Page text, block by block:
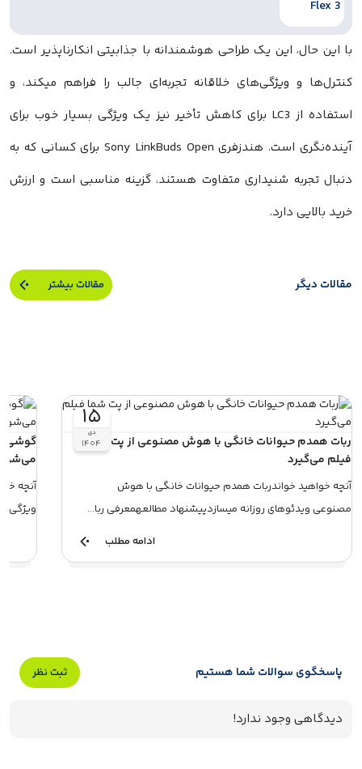
با این حال، این یک طراحی هوشمندانه با جذابیتی انکارناپذیر است.
کنترل‌ها و ویژگی‌های خلاقانه تجربه‌ای جالب را فراهم میکند، و
استفاده از LC3 برای کاهش تأخیر نیز یک ویژگی بسیار خوب برای
آینده‌نگری است. هندزفری Sony LinkBuds Open برای کسانی که به
دنبال تجربه شنیداری متفاوت هستند، گزینه مناسبی است و ارزش
خرید بالایی دارد.
مقالات دیگر مقالات بیشتر
۱۵
دی
۱۴۰۴ربات همدم حیوانات خانگی با هوش مصنوعی از پت شما
فیلم می‌گیرد
آنچه خواهید خواندربات همدم حیوانات خانگی با هوش
مصنوعی ویدئوهای روزانه میسازدپیشنهاد مطالعهمعرفی ربا...
ادامه مطلب
پاسخگوی سوالات شما هستیم ثبت نظر
دیدگاهی وجود ندارد!